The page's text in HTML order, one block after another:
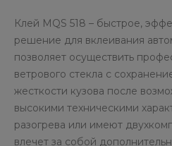
Клей MQS 518 – быстрое,
решение для вклеивания
позволяет осуществить
ветрового стекла с
жесткости кузова после
высокими техническими
разогрева или имеют
влечет за собой